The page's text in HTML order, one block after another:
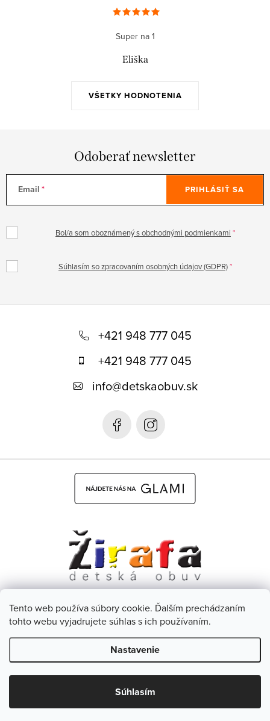
Tento web používa súbory cookie. Ďalším prechádzaním
tohto webu vyjadrujete súhlas s ich používaním.
Nastavenie
Súhlasím
VŠETKY HODNOTENIA
Super na 1
Eliška
Odoberať newsletter
Email
Bol/a som oboznámený s obchodnými podmienkami
Súhlasím so zpracovaním osobných údajov (GDPR)
PRIHLÁSIŤ SA
+421 948 777 045
+421 948 777 045
info@detskaobuv.sk
Dětská obuv Žirafa - CZ Facebook
Copyright 2026Žirafa Detská obuv. Všetky práva vyhradené.
Upraviť nastavenie cookies